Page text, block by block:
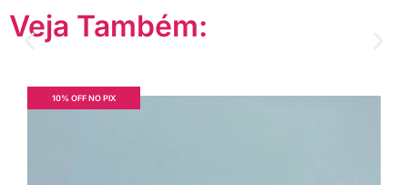
Veja Também:
10% OFF NO PIX